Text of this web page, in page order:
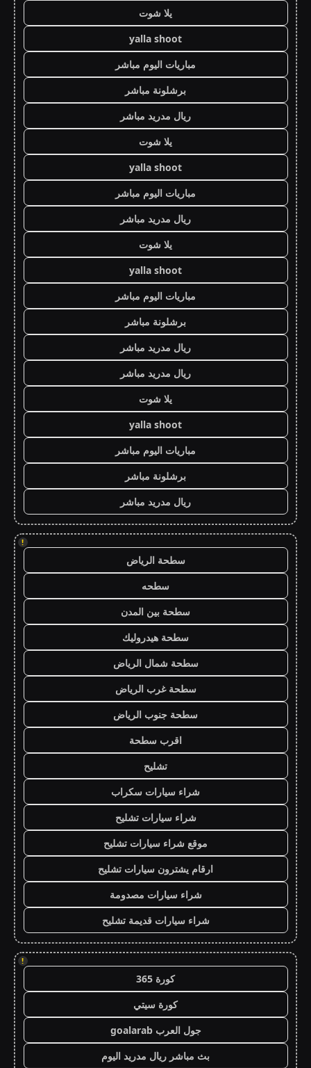
يلا شوت
yalla shoot
مباريات اليوم مباشر
برشلونة مباشر
ريال مدريد مباشر
يلا شوت
yalla shoot
مباريات اليوم مباشر
ريال مدريد مباشر
يلا شوت
yalla shoot
مباريات اليوم مباشر
برشلونة مباشر
ريال مدريد مباشر
ريال مدريد مباشر
يلا شوت
yalla shoot
مباريات اليوم مباشر
برشلونة مباشر
ريال مدريد مباشر
!
سطحة الرياض
سطحه
سطحة بين المدن
سطحة هيدروليك
سطحة شمال الرياض
سطحة غرب الرياض
سطحة جنوب الرياض
اقرب سطحة
تشليح
شراء سيارات سكراب
شراء سيارات تشليح
موقع شراء سيارات تشليح
ارقام يشترون سيارات تشليح
شراء سيارات مصدومة
شراء سيارات قديمة تشليح
!
كورة 365
كورة سيتي
جول العرب goalarab
بث مباشر ريال مدريد اليوم